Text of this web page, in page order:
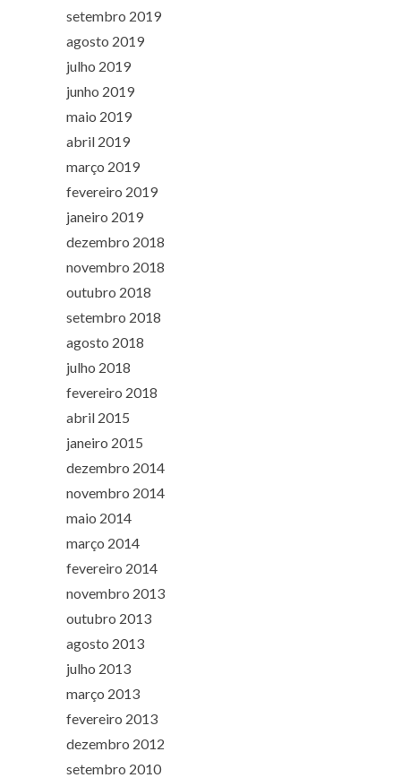
setembro 2019
agosto 2019
julho 2019
junho 2019
maio 2019
abril 2019
março 2019
fevereiro 2019
janeiro 2019
dezembro 2018
novembro 2018
outubro 2018
setembro 2018
agosto 2018
julho 2018
fevereiro 2018
abril 2015
janeiro 2015
dezembro 2014
novembro 2014
maio 2014
março 2014
fevereiro 2014
novembro 2013
outubro 2013
agosto 2013
julho 2013
março 2013
fevereiro 2013
dezembro 2012
setembro 2010